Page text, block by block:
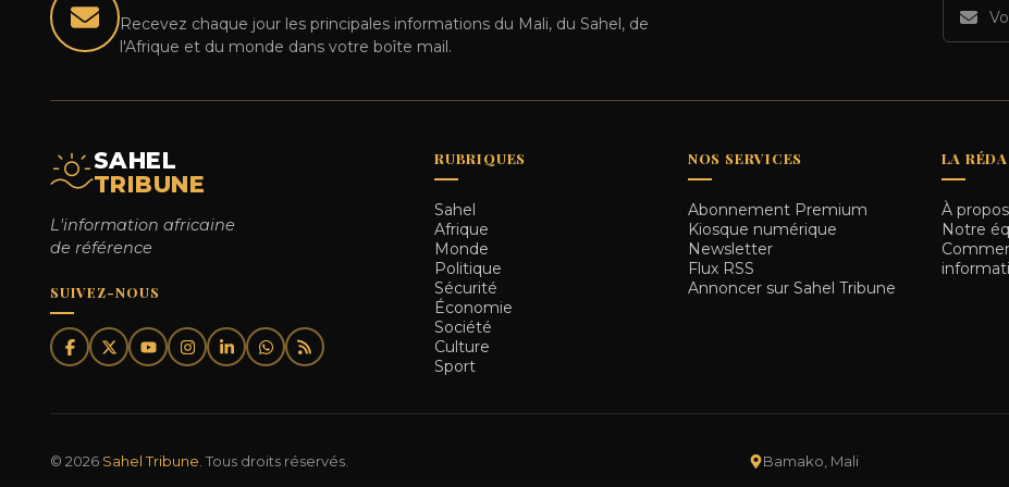
Recevez chaque jour les principales informations du Mali, du Sahel, de
l'Afrique et du monde dans votre boîte mail.
SAHEL
TRIBUNE
L'information africaine
de référence
SUIVEZ-NOUS
RUBRIQUES
Sahel
Afrique
Monde
Politique
Sécurité
Économie
Société
Culture
Sport
NOS SERVICES
Abonnement Premium
Kiosque numérique
Newsletter
Flux RSS
Annoncer sur Sahel Tribune
LA
À propos
Notre
© 2026 Sahel Tribune. Tous droits réservés. Bamako, Mali